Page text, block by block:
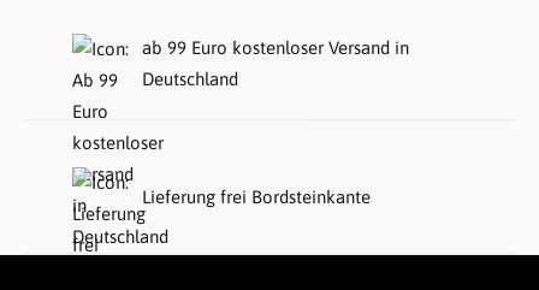
ab 99 Euro kostenloser Versand in
Deutschland
Lieferung frei Bordsteinkante